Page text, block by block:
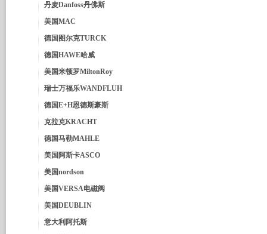
丹麦Danfoss丹佛斯
美国MAC
德国图尔克TURCK
德国HAWE哈威
美国米顿罗MiltonRoy
瑞士万福乐WANDFLUH
德国E+H恩德斯豪斯
克拉克KRACHT
德国马勒MAHLE
美国阿斯卡ASCO
美国nordson
美国VERSA电磁阀
美国DEUBLIN
意大利阿托斯